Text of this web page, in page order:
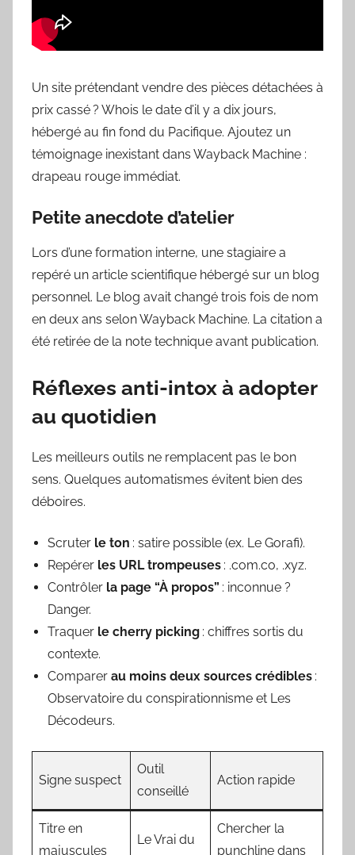
Un site prétendant vendre des pièces détachées à
prix cassé ? Whois le date d’il y a dix jours,
hébergé au fin fond du Pacifique. Ajoutez un
témoignage inexistant dans Wayback Machine :
drapeau rouge immédiat.
Petite anecdote d’atelier
Lors d’une formation interne, une stagiaire a
repéré un article scientifique hébergé sur un blog
personnel. Le blog avait changé trois fois de nom
en deux ans selon Wayback Machine. La citation a
été retirée de la note technique avant publication.
Réflexes anti-intox à adopter
au quotidien
Les meilleurs outils ne remplacent pas le bon
sens. Quelques automatismes évitent bien des
déboires.
Scruter le ton : satire possible (ex. Le Gorafi).
Repérer les URL trompeuses : .com.co, .xyz.
Contrôler la page “À propos” : inconnue ?
Danger.
Traquer le cherry picking : chiffres sortis du
contexte.
Comparer au moins deux sources crédibles :
Observatoire du conspirationnisme et Les
Décodeurs.
Signe suspect
Outil
conseillé
Action rapide
Titre en
majuscules
Le Vrai du
Chercher la
punchline dans